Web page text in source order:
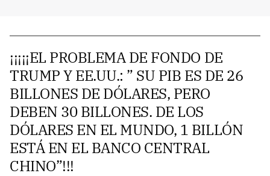
¡¡¡¡¡EL PROBLEMA DE FONDO DE
TRUMP Y EE.UU.: ” SU PIB ES DE 26
BILLONES DE DÓLARES, PERO
DEBEN 30 BILLONES. DE LOS
DÓLARES EN EL MUNDO, 1 BILLÓN
ESTÁ EN EL BANCO CENTRAL
CHINO”!!!